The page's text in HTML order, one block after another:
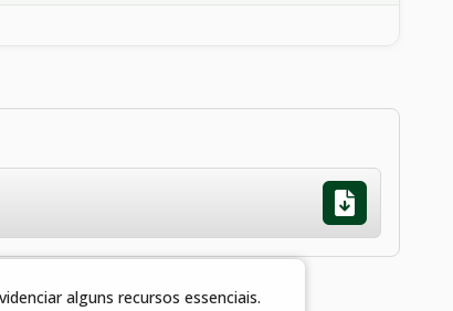
alguns recursos essenciais.